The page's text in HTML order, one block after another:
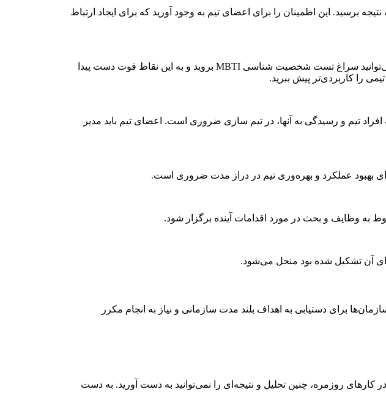
این اطمینان را برای اعضای تیم به وجود‌ آورید که برای ایجاد ارتباط
برای به دست آوردن نقاط قوت افراد تیم، روش‌های مختلفی وجود دارد. به عنوان مثال شما قبل از هر کاری می‌توانید سراغ تست شخصیت شناسی MBTI بروید و به این نقاط قوت دست پیدا
را کاربردی‌تر پیش ببرید.
افراد تیم و رسیدگی به آنها، در تیم سازی ضروری است. اعضای تیم باید مدیر
بهبود عملکرد و بهره‌وری تیم در دراز مدت ضروری است.
به وظایف و بحث در مورد اقدامات آینده برگزار شود.
برای آن تشکیل شده بود منحل می‌شود.
برای دستیابی به اهداف بلند مدت سازمانی و نیاز به انجام مکرر
روزمره، چنین تحلیل و نتیجه‌ای را نمی‌توانید به دست آورید. به دست